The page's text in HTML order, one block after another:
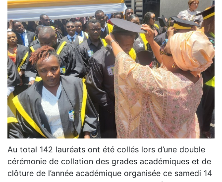
Au total 142 lauréats ont été collés lors d’une double
cérémonie de collation des grades académiques et de
clôture de l’année académique organisée ce samedi 14